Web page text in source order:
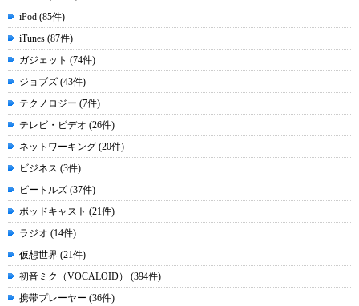
iPod (85件)
iTunes (87件)
ガジェット (74件)
ジョブズ (43件)
テクノロジー (7件)
テレビ・ビデオ (26件)
ネットワーキング (20件)
ビジネス (3件)
ビートルズ (37件)
ポッドキャスト (21件)
ラジオ (14件)
仮想世界 (21件)
初音ミク（VOCALOID） (394件)
携帯プレーヤー (36件)